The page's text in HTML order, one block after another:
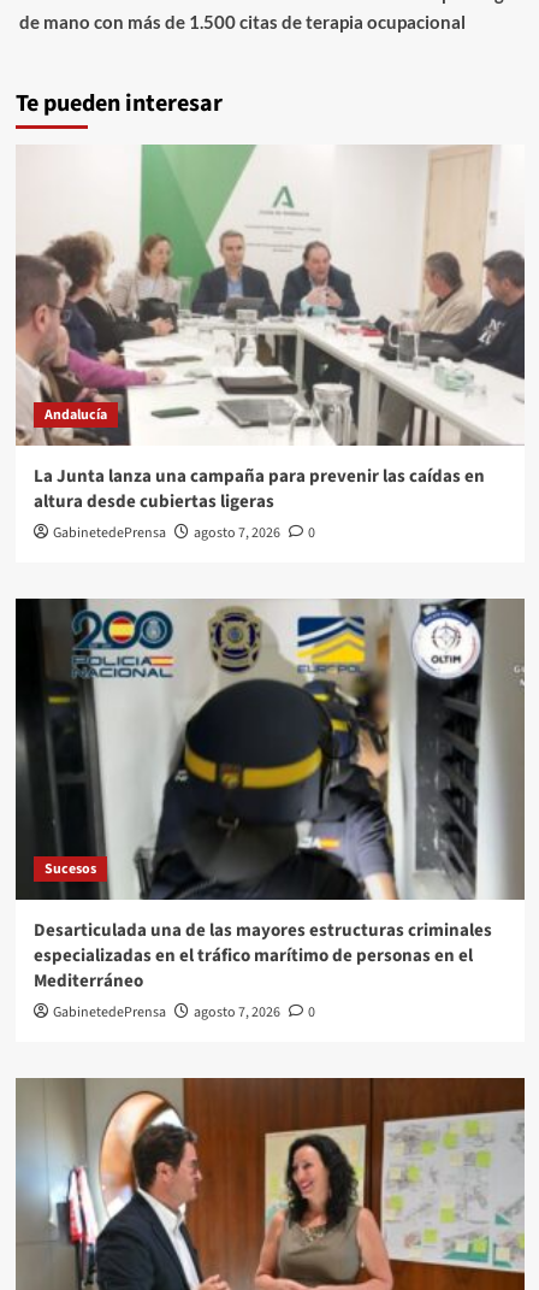
de mano con más de 1.500 citas de terapia ocupacional
Te pueden interesar
Andalucía
La Junta lanza una campaña para prevenir las caídas en
altura desde cubiertas ligeras
GabinetedePrensa agosto 7, 2026 0
Sucesos
Desarticulada una de las mayores estructuras criminales
especializadas en el tráfico marítimo de personas en el
Mediterráneo
GabinetedePrensa agosto 7, 2026 0